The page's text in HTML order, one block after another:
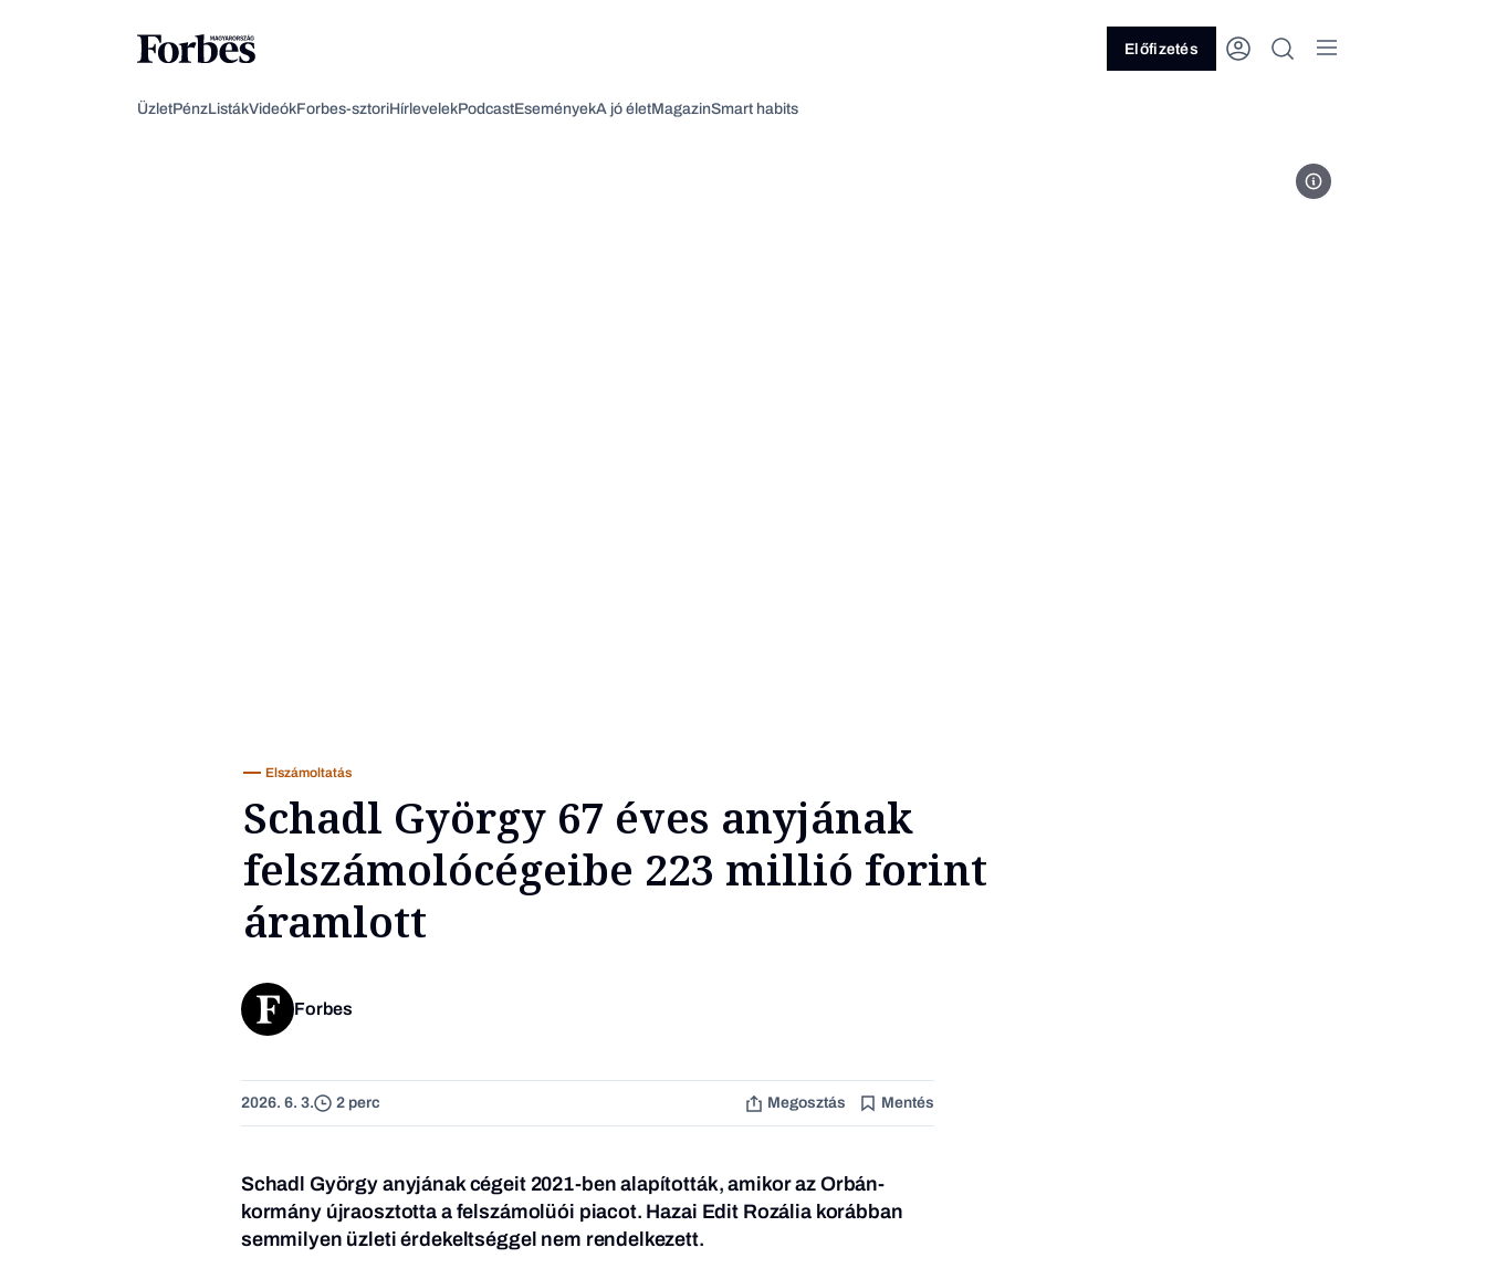
Előfizetés
ÜzletPénzListákVideókForbes-sztoriHírlevelekPodcastEseményekA jó életMagazinSmart habits
Fotó: Hír TV/YouTube
Elszámoltatás
Schadl György 67 éves anyjának
felszámolócégeibe 223 millió forint
áramlott
Forbes
2026. 6. 3. 2 perc Megosztás Mentés
Schadl György anyjának cégeit 2021-ben alapították, amikor az Orbán-
kormány újraosztotta a felszámolüói piacot. Hazai Edit Rozália korábban
semmilyen üzleti érdekeltséggel nem rendelkezett.